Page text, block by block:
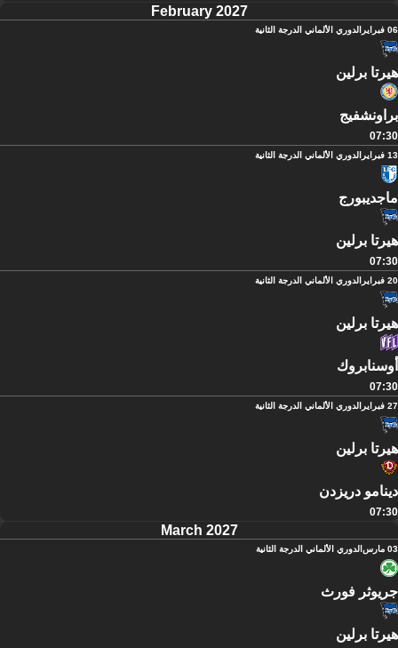
February 2027
06 فبراير الدوري الألماني الدرجة الثانية
هيرتا برلين
براونشفيج
07:30
13 فبراير الدوري الألماني الدرجة الثانية
ماجديبورج
هيرتا برلين
07:30
20 فبراير الدوري الألماني الدرجة الثانية
هيرتا برلين
أوسنابروك
07:30
27 فبراير الدوري الألماني الدرجة الثانية
هيرتا برلين
دينامو دريزدن
07:30
March 2027
03 مارس الدوري الألماني الدرجة الثانية
جريوثر فورث
هيرتا برلين